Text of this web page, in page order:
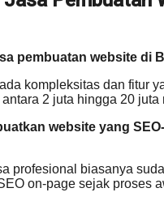
pembuatan website di
kompleksitas dan fitur
2 juta hingga 20 juta
website yang
profesional biasanya
on-page sejak proses